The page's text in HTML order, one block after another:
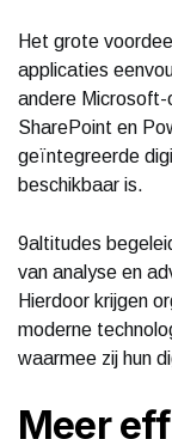
Het grote
applicaties
andere Microsoft-
SharePoint en
geïntegreerde
beschikbaar is.
9altitudes
van analyse en
Hierdoor krijgen
moderne
waarmee zij hun
Meer